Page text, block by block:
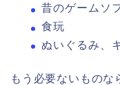
昔のゲームソ
食玩
ぬいぐるみ、
もう必要ないものな